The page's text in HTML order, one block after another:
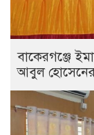
বাকেরগঞ্জে
আবুল